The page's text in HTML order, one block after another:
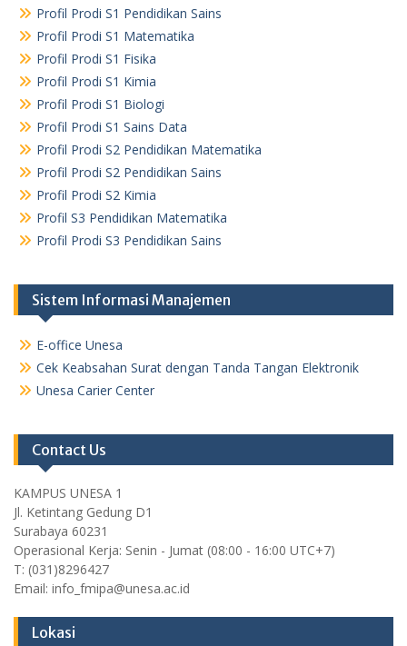
Profil Prodi S1 Pendidikan Sains
Profil Prodi S1 Matematika
Profil Prodi S1 Fisika
Profil Prodi S1 Kimia
Profil Prodi S1 Biologi
Profil Prodi S1 Sains Data
Profil Prodi S2 Pendidikan Matematika
Profil Prodi S2 Pendidikan Sains
Profil Prodi S2 Kimia
Profil S3 Pendidikan Matematika
Profil Prodi S3 Pendidikan Sains
Sistem Informasi Manajemen
E-office Unesa
Cek Keabsahan Surat dengan Tanda Tangan Elektronik
Unesa Carier Center
Contact Us
KAMPUS UNESA 1
Jl. Ketintang Gedung D1
Surabaya 60231
Operasional Kerja: Senin - Jumat (08:00 - 16:00 UTC+7)
T: (031)8296427
Email: info_fmipa@unesa.ac.id
Lokasi